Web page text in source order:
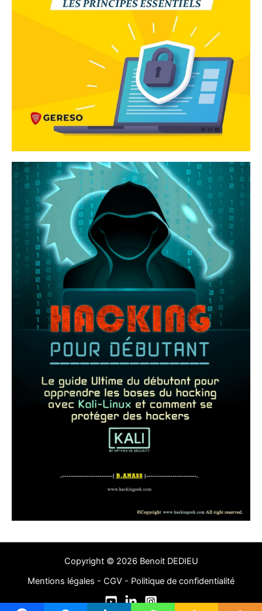
Copyright © 2026 Benoit DEDIEU
Mentions légales - CGV - Politique de confidentialité